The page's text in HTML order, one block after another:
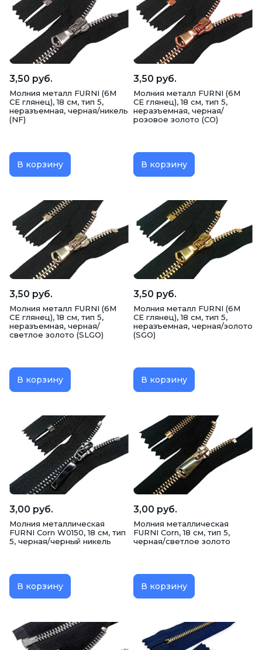
3,50 руб.
Молния металл FURNI (6M
CE глянец), 18 см, тип 5,
неразъемная, черная/никель
(NF)
В корзину
3,50 руб.
Молния металл FURNI (6M
CE глянец), 18 см, тип 5,
неразъемная, черная/
розовое золото (CO)
В корзину
3,50 руб.
Молния металл FURNI (6M
CE глянец), 18 см, тип 5,
неразъемная, черная/
светлое золото (SLGO)
В корзину
3,50 руб.
Молния металл FURNI (6M
CE глянец), 18 см, тип 5,
неразъемная, черная/золото
(SGO)
В корзину
3,00 руб.
Молния металлическая
FURNI Corn W0150, 18 см, тип
5, черная/черный никель
В корзину
3,00 руб.
Молния металлическая
FURNI Corn, 18 см, тип 5,
черная/светлое золото
В корзину